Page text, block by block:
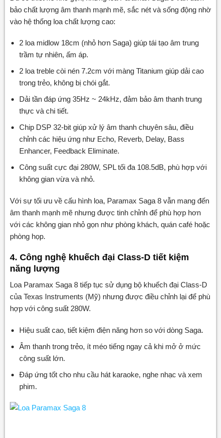
bảo chất lượng âm thanh mạnh mẽ, sắc nét và sống động nhờ
vào hệ thống loa chất lượng cao:
2 loa midlow 18cm (nhỏ hơn Saga) giúp tái tạo âm trung
trầm tự nhiên, ấm áp.
2 loa treble còi nén 7.2cm với màng Titanium giúp dải cao
trong trẻo, không bị chói gắt.
Dải tần đáp ứng 35Hz ~ 24kHz, đảm bảo âm thanh trung
thực và chi tiết.
Chip DSP 32-bit giúp xử lý âm thanh chuyên sâu, điều
chỉnh các hiệu ứng như Echo, Reverb, Delay, Bass
Enhancer, Feedback Eliminate.
Công suất cực đại 280W, SPL tối đa 108.5dB, phù hợp với
không gian vừa và nhỏ.
Với sự tối ưu về cấu hình loa, Paramax Saga 8 vẫn mang đến
âm thanh mạnh mẽ nhưng được tinh chỉnh để phù hợp hơn
với các không gian nhỏ gọn như phòng khách, quán café hoặc
phòng họp.
4. Công nghệ khuếch đại Class-D tiết kiệm
năng lượng
Loa Paramax Saga 8 tiếp tục sử dụng bộ khuếch đại Class-D
của Texas Instruments (Mỹ) nhưng được điều chỉnh lại để phù
hợp với công suất 280W.
Hiệu suất cao, tiết kiệm điện năng hơn so với dòng Saga.
Âm thanh trong trẻo, ít méo tiếng ngay cả khi mở ở mức
công suất lớn.
Đáp ứng tốt cho nhu cầu hát karaoke, nghe nhạc và xem
phim.